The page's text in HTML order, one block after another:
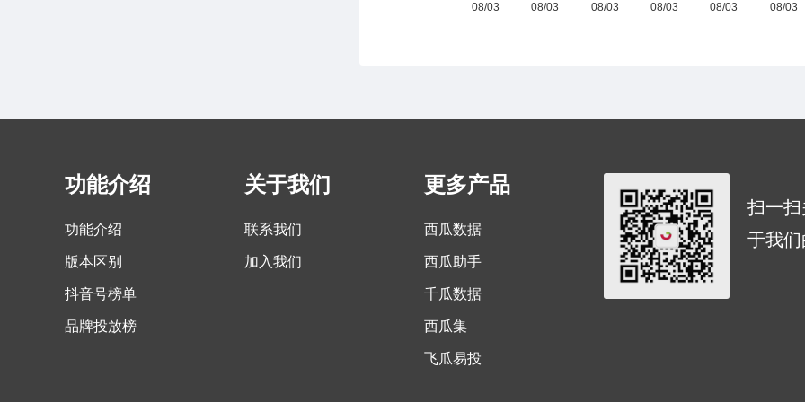
功能介绍
功能介绍
版本区别
抖音号榜单
品牌投放榜
关于我们
联系我们
加入我们
更多产品
西瓜数据
西瓜助手
千瓜数据
西瓜集
飞瓜易投
扫一
于我